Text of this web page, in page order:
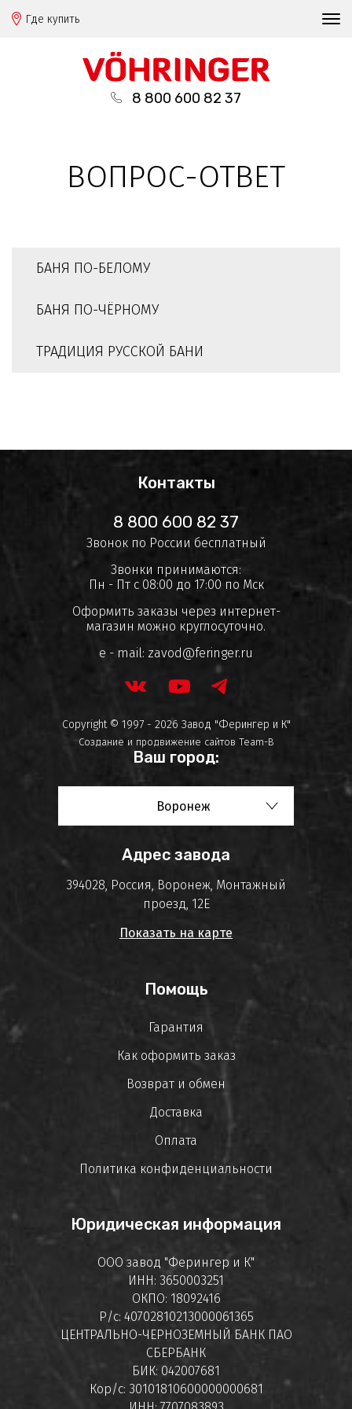
Где купить
8 800 600 82 37
ВОПРОС-ОТВЕТ
БАНЯ ПО-БЕЛОМУ
БАНЯ ПО-ЧЁРНОМУ
ТРАДИЦИЯ РУССКОЙ БАНИ
Контакты
8 800 600 82 37
Звонок по России бесплатный
Звонки принимаются:
Пн - Пт с 08:00 до 17:00 по Мск
Оформить заказы через интернет-
магазин можно круглосуточно.
e - mail: zavod@feringer.ru
Copyright © 1997 - 2026 Завод "Ферингер и К"
Создание и продвижение сайтов Team-B
Ваш город:
Воронеж
Адрес завода
394028, Россия, Воронеж, Монтажный
проезд, 12Е
Показать на карте
Помощь
Гарантия
Как оформить заказ
Возврат и обмен
Доставка
Оплата
Политика конфиденциальности
Юридическая информация
ООО завод "Ферингер и К"
ИНН: 3650003251
ОКПО: 18092416
Р/с: 40702810213000061365
ЦЕНТРАЛЬНО-ЧЕРНОЗЕМНЫЙ БАНК ПАО
СБЕРБАНК
БИК: 042007681
Кор/с: 30101810600000000681